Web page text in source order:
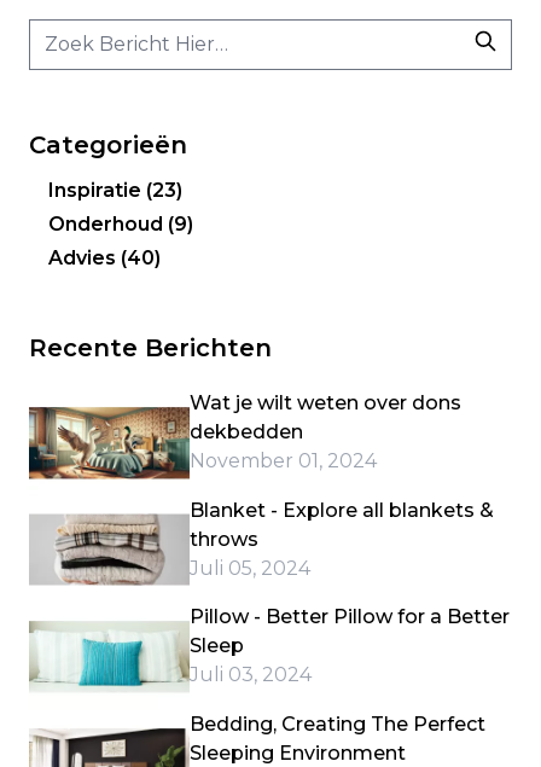
Categorieën
Inspiratie (23)
Onderhoud (9)
Advies (40)
Recente Berichten
Wat je wilt weten over dons
dekbedden
November 01, 2024
Blanket - Explore all blankets &
throws
Juli 05, 2024
Pillow - Better Pillow for a Better
Sleep
Juli 03, 2024
Bedding, Creating The Perfect
Sleeping Environment